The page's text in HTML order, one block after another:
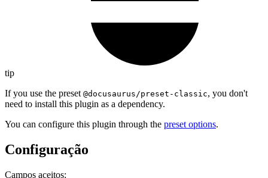
tip
If you use the preset @docusaurus/preset-classic, you don't
need to install this plugin as a dependency.
You can configure this plugin through the preset options.
Configuração
Campos aceitos: